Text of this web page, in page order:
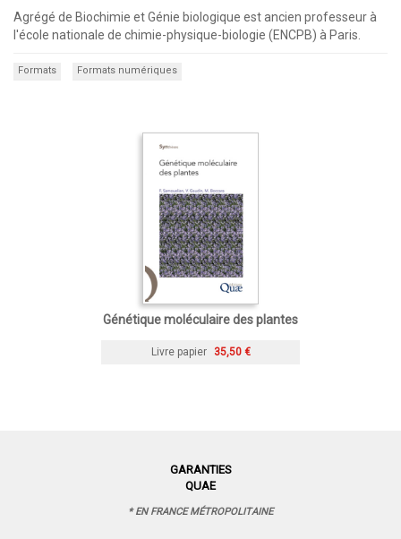
Agrégé de Biochimie et Génie biologique est ancien professeur à
l'école nationale de chimie-physique-biologie (ENCPB) à Paris.
Formats Formats numériques
Génétique moléculaire des plantes
Livre papier 35,50 €
GARANTIES
QUAE
* EN FRANCE MÉTROPOLITAINE